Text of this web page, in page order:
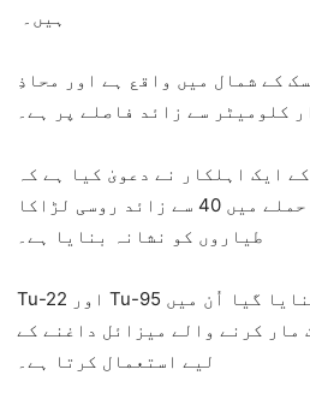
ہیں۔
کے شمال میں واقع ہے اور محاذِ
ایک اہلکار نے دعویٰ کیا ہے کہ
یوکرین کی داخلی سکیورٹی ایجنسی ایس بی یو نے ایک بڑے ڈرون حملے میں 40 سے زائد روسی لڑاکا
طیاروں کو نشانہ بنایا ہے۔
یوکرینی اہلکار کے مطابق حملے میں جن طیاروں کو نشانہ بنایا گیا اُن میں Tu-95 اور Tu-22
مار کرنے والے میزائل داغنے کے
لیے استعمال کرتا ہے۔